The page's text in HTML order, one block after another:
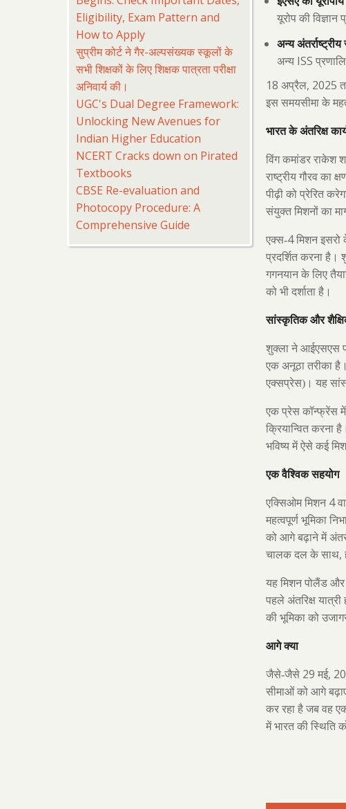
यूरोप की विज्ञान
अन्य अंतर्राष्ट्रीय
अन्य ISS
18 अप्रैल, 2025
इस समयसीमा के
भारत के अंतरिक्ष
विंग कमांडर राकेश
राष्ट्रीय गौरव का
पीढ़ी को प्रेरित
संयुक्त मिशनों का
एक्स-4मिशन
प्रदर्शित करना है।
गगनयान के लिए
को भी दर्शाता है।
सांस्कृतिक और
शुक्ला ने आईएसएस
एक अनूठा तरीका
एक्सप्रेस)। यह
एक प्रेस कॉन्फ्रेंस में
क्रियान्वित करना
भविष्य में ऐसे कई
एक वैश्विक सहयोग
एक्सिओम मिशन 4
महत्वपूर्ण भूमिका
को आगे बढ़ाने में
चालक दल के साथ,
यह मिशन पोलैंड और
पहले अंतरिक्ष
की भूमिका को
आगे क्या
जैसे-जैसे 29 मई,
सीमाओं को आगे
कर रहा है जब वह
में भारत की स्थिति
Eligibility, Exam Pattern and
How to Apply
सुप्रीम कोर्ट ने गैर-अल्पसंख्यक स्कूलों के
सभी शिक्षकों के लिए शिक्षक पात्रता परीक्षा
अनिवार्य की।
UGC's Dual Degree Framework:
Unlocking New Avenues for
Indian Higher Education
NCERT Cracks down on Pirated
Textbooks
CBSE Re-evaluation and
Photocopy Procedure: A
Comprehensive Guide